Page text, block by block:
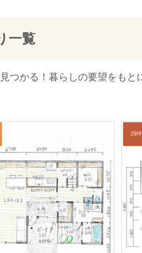
一覧
つかる！暮らしの要望をも
29坪